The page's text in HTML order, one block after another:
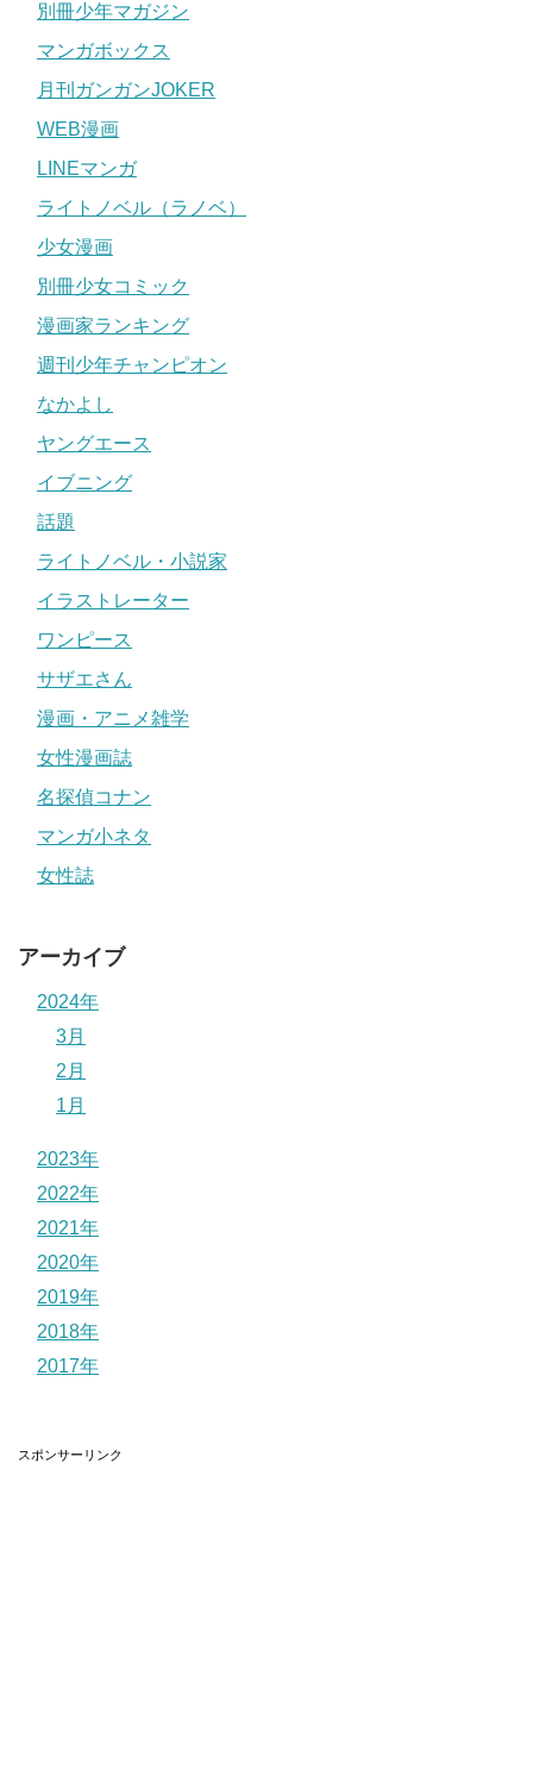
別冊少年マガジン
マンガボックス
月刊ガンガンJOKER
WEB漫画
LINEマンガ
ライトノベル（ラノベ）
少女漫画
別冊少女コミック
漫画家ランキング
週刊少年チャンピオン
なかよし
ヤングエース
イブニング
話題
ライトノベル・小説家
イラストレーター
ワンピース
サザエさん
漫画・アニメ雑学
女性漫画誌
名探偵コナン
マンガ小ネタ
女性誌
アーカイブ
2024年
3月
2月
1月
2023年
2022年
2021年
2020年
2019年
2018年
2017年
スポンサーリンク